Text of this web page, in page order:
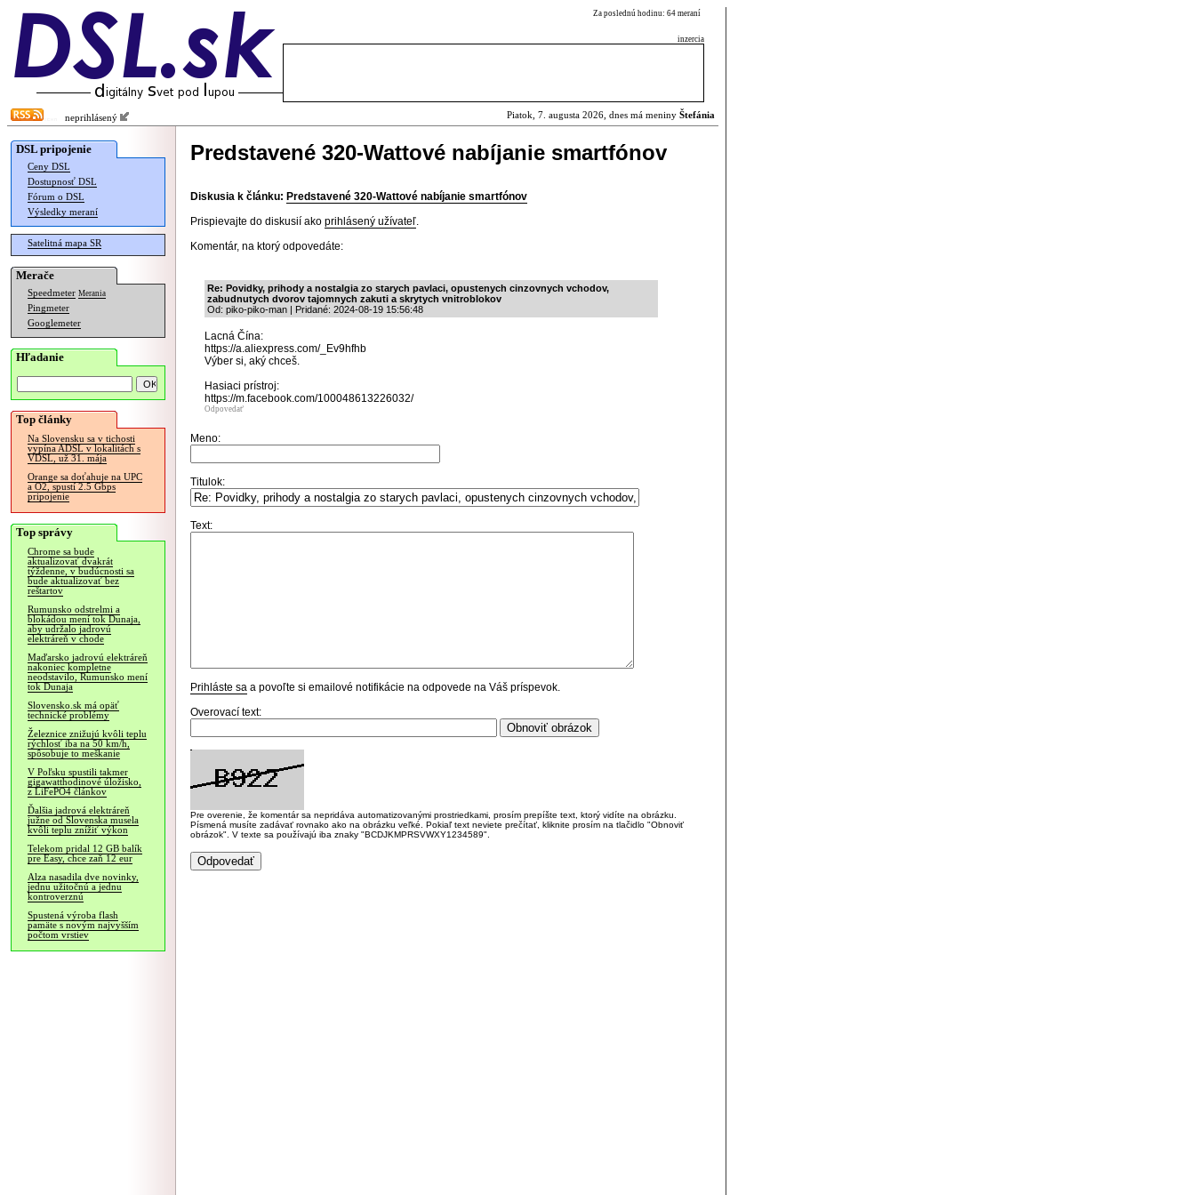
Za poslednú hodinu: 64 meraní
inzercia
neprihlásený Piatok, 7. augusta 2026, dnes má meniny Štefánia
DSL pripojenie
Ceny DSL
Dostupnosť DSL
Fórum o DSL
Výsledky meraní
Satelitná mapa SR
Merače
Speedmeter Merania
Pingmeter
Googlemeter
Hľadanie
Top články
Na Slovensku sa v tichosti
vypína ADSL v lokalitách s
VDSL, už 31. mája
Orange sa doťahuje na UPC
a O2, spustí 2.5 Gbps
pripojenie
Top správy
Chrome sa bude
aktualizovať dvakrát
týždenne, v budúcnosti sa
bude aktualizovať bez
reštartov
Rumunsko odstrelmi a
blokádou mení tok Dunaja,
aby udržalo jadrovú
elektráreň v chode
Maďarsko jadrovú elektráreň
nakoniec kompletne
neodstavilo, Rumunsko mení
tok Dunaja
Slovensko.sk má opäť
technické problémy
Železnice znižujú kvôli teplu
rýchlosť iba na 50 km/h,
spôsobuje to meškanie
V Poľsku spustili takmer
gigawatthodinové úložisko,
z LiFePO4 článkov
Ďalšia jadrová elektráreň
južne od Slovenska musela
kvôli teplu znížiť výkon
Telekom pridal 12 GB balík
pre Easy, chce zaň 12 eur
Alza nasadila dve novinky,
jednu užitočnú a jednu
kontroverznú
Spustená výroba flash
pamäte s novým najvyšším
počtom vrstiev
Predstavené 320-Wattové nabíjanie smartfónov
Diskusia k článku: Predstavené 320-Wattové nabíjanie smartfónov
Prispievajte do diskusií ako prihlásený užívateľ.
Komentár, na ktorý odpovedáte:
Re: Povidky, prihody a nostalgia zo starych pavlaci, opustenych cinzovnych vchodov,
zabudnutych dvorov tajomnych zakuti a skrytych vnitroblokov
Od: piko-piko-man | Pridané: 2024-08-19 15:56:48
Lacná Čína:
https://a.aliexpress.com/_Ev9hfhb
Výber si, aký chceš.
Hasiaci prístroj:
https://m.facebook.com/100048613226032/
Odpovedať
Meno:
Titulok:
Text:
Prihláste sa a povoľte si emailové notifikácie na odpovede na Váš príspevok.
Overovací text:
Pre overenie, že komentár sa nepridáva automatizovanými prostriedkami, prosím prepíšte text, ktorý vidíte na obrázku.
Písmená musíte zadávať rovnako ako na obrázku veľké. Pokiaľ text neviete prečítať, kliknite prosím na tlačidlo "Obnoviť
obrázok". V texte sa používajú iba znaky "BCDJKMPRSVWXY1234589".